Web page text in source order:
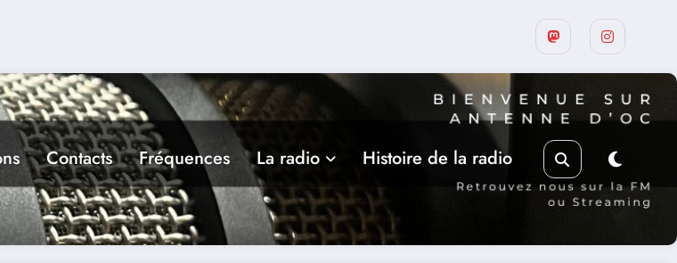
Contacts Fréquences La radio Histoire de la radio